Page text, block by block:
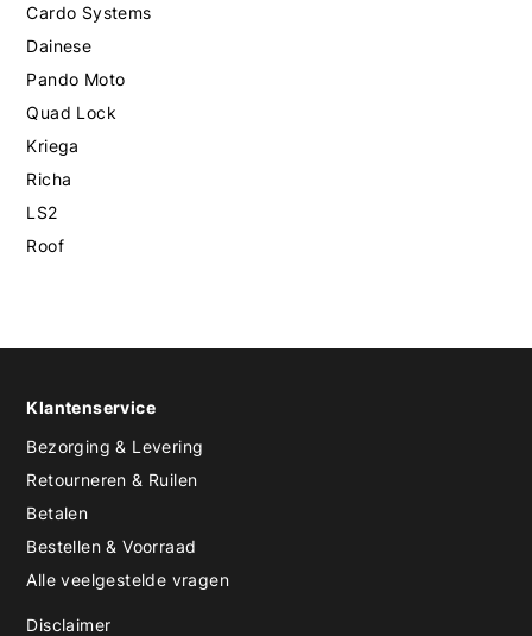
Cardo Systems
Dainese
Pando Moto
Quad Lock
Kriega
Richa
LS2
Roof
Klantenservice
Bezorging & Levering
Retourneren & Ruilen
Betalen
Bestellen & Voorraad
Alle veelgestelde vragen
Disclaimer